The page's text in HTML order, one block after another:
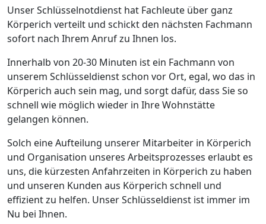
Unser Schlüsselnotdienst hat Fachleute über ganz
Körperich verteilt und schickt den nächsten Fachmann
sofort nach Ihrem Anruf zu Ihnen los.
Innerhalb von 20-30 Minuten ist ein Fachmann von
unserem Schlüsseldienst schon vor Ort, egal, wo das in
Körperich auch sein mag, und sorgt dafür, dass Sie so
schnell wie möglich wieder in Ihre Wohnstätte
gelangen können.
Solch eine Aufteilung unserer Mitarbeiter in Körperich
und Organisation unseres Arbeitsprozesses erlaubt es
uns, die kürzesten Anfahrzeiten in Körperich zu haben
und unseren Kunden aus Körperich schnell und
effizient zu helfen. Unser Schlüsseldienst ist immer im
Nu bei Ihnen.